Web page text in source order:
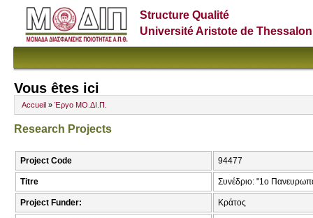
Structure Qualité
Université Aristote de
Vous êtes ici
Accueil » Έργο ΜΟ.ΔΙ.Π.
Research Projects
Project Code 94477
Titre Συνέδριο: "1ο
Project Funder: Κράτος